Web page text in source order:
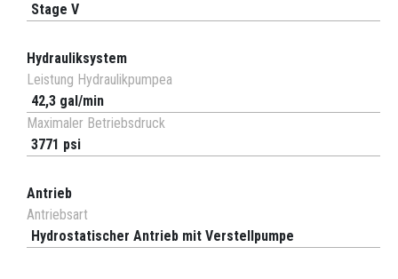
Stage V
Hydrauliksystem
Leistung Hydraulikpumpea
42,3 gal/min
Maximaler Betriebsdruck
3771 psi
Antrieb
Antriebsart
Hydrostatischer Antrieb mit Verstellpumpe